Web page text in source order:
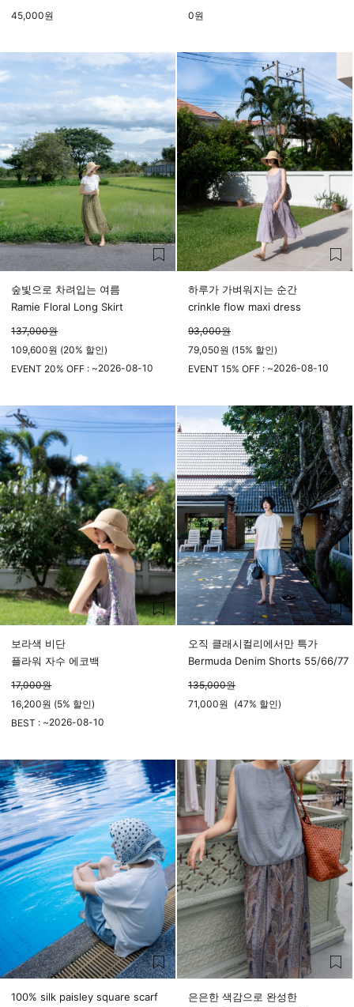
45,000원 0원
숲빛으로 차려입는 여름
Ramie Floral Long Skirt
137,000원
109,600원 (20% 할인)
EVENT 20% OFF : ~2026-08-10
하루가 가벼워지는 순간
crinkle flow maxi dress
93,000원
79,050원 (15% 할인)
EVENT 15% OFF : ~2026-08-10
보라색 비단
플라워 자수 에코백
17,000원
16,200원 (5% 할인)
BEST : ~2026-08-10
오직 클래시컬리에서만 특가
Bermuda Denim Shorts 55/66/77
135,000원
71,000원 (47% 할인)
100% silk paisley square scarf
은은한 색감으로 완성한